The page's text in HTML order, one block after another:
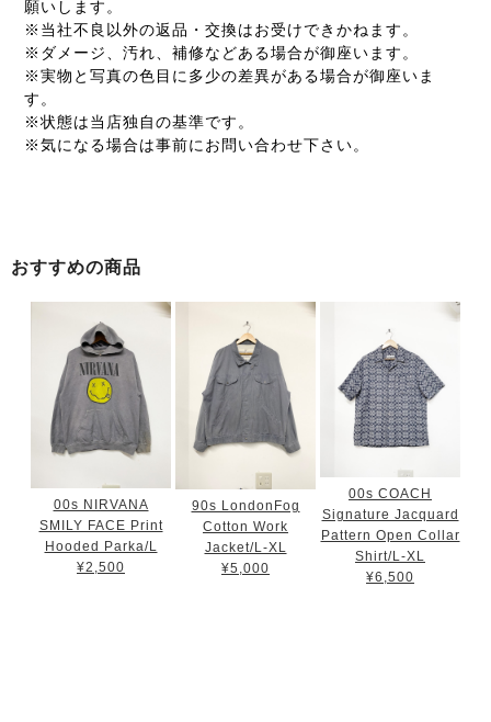
願いします。
※当社不良以外の返品・交換はお受けできかねます。
※ダメージ、汚れ、補修などある場合が御座います。
※実物と写真の色目に多少の差異がある場合が御座いま
す。
※状態は当店独自の基準です。
※気になる場合は事前にお問い合わせ下さい。
おすすめの商品
00s NIRVANA
SMILY FACE Print
Hooded Parka/L
¥2,500
90s LondonFog
Cotton Work
Jacket/L-XL
¥5,000
00s COACH
Signature Jacquard
Pattern Open Collar
Shirt/L-XL
¥6,500